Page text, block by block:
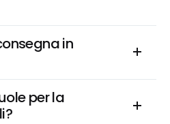
in
per la